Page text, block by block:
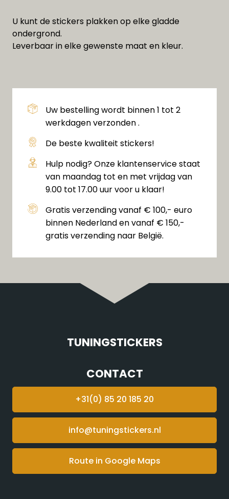
U kunt de stickers plakken op elke gladde
ondergrond.
Leverbaar in elke gewenste maat en kleur.
Uw bestelling wordt binnen 1 tot 2
werkdagen verzonden .
De beste kwaliteit stickers!
Hulp nodig? Onze klantenservice staat
van maandag tot en met vrijdag van
9.00 tot 17.00 uur voor u klaar!
Gratis verzending vanaf € 100,- euro
binnen Nederland en vanaf € 150,-
gratis verzending naar België.
TUNINGSTICKERS
CONTACT
+31(0) 85 20 185 20
info@tuningstickers.nl
Route in Google Maps